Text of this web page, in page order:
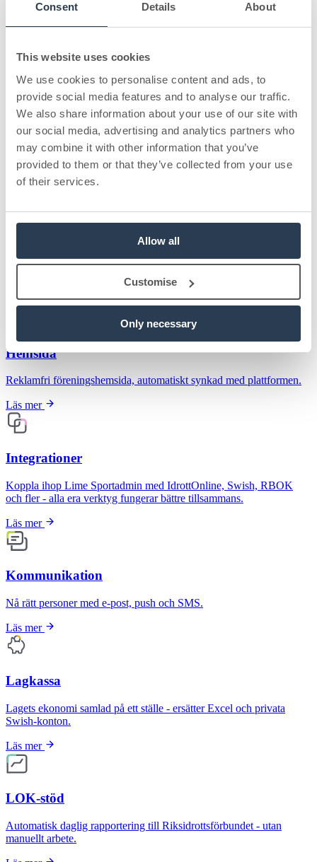
Consent Details About
This website uses cookies
We use cookies to personalise content and ads, to
provide social media features and to analyse our traffic.
We also share information about your use of our site with
our social media, advertising and analytics partners who
may combine it with other information that you’ve
provided to them or that they’ve collected from your use
of their services.
Allow all
Customise
Only necessary
97% av era medlemmar betalar innan förfallodatum - utan att ni
Läs mer
Fritidskortet
Ta emot kommunala bidragskort helautomatiskt - utan ett enda
manuellt steg. Tillval.
Läs mer
Sälj lotter och produkter med automatisk betalning och full koll på
intäkterna - från beställning till leverans.
Läs mer
Hemsida
Reklamfri föreningshemsida, automatiskt synkad med plattformen.
Läs mer
Integrationer
Koppla ihop Lime Sportadmin med IdrottOnline, Swish, RBOK
och fler - alla era verktyg fungerar bättre tillsammans.
Läs mer
Kommunikation
Nå rätt personer med e-post, push och SMS.
Läs mer
Lagkassa
Lagets ekonomi samlad på ett ställe - ersätter Excel och privata
Swish-konton.
Läs mer
LOK-stöd
Automatisk daglig rapportering till Riksidrottsförbundet - utan
manuellt arbete.